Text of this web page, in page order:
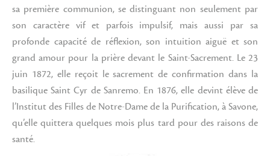
sa première communion, se distinguant non seulement par
son caractère vif et parfois impulsif, mais aussi par sa
profonde capacité de réflexion, son intuition aiguë et son
grand amour pour la prière devant le Saint-Sacrement. Le 23
juin 1872, elle reçoit le sacrement de confirmation dans la
basilique Saint Cyr de Sanremo. En 1876, elle devint élève de
l’Institut des Filles de Notre-Dame de la Purification, à Savone,
qu’elle quittera quelques mois plus tard pour des raisons de
santé.